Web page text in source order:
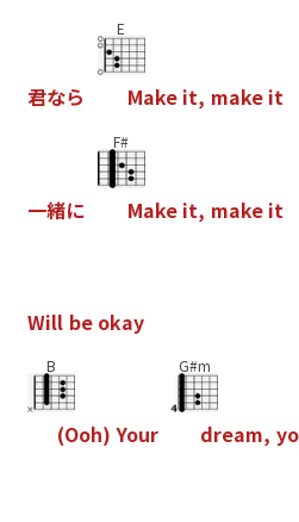
君なら
E
Make it, make it
一緒に
F#
Make it, make it
Will be okay
B
(Ooh) Your
G#m
dream, yo